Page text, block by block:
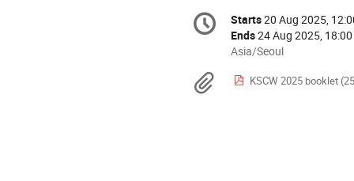
Conference
information
Date/Time
Starts20 Aug 2025,
Ends24 Aug 2025, 18:00
All
are
Asia/Seoul
Materials
KSCW 2025 booklet